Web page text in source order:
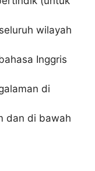
wilayah
Inggris
di
dan di bawah